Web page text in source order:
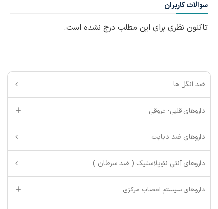
سوالات کاربران
تاکنون نظری برای این مطلب درج نشده است.
ضد انگل ها
داروهای قلبی- عروقی
داروهای ضد دیابت
داروهای آنتی نئوپلاستیک ( ضد سرطان )
داروهای سیستم اعصاب مرکزی